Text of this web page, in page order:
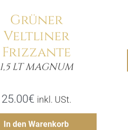
Grüner
Veltliner
Frizzante
1,5 LT MAGNUM
25.00€ inkl. USt.
In den Warenkorb
Menge
Hinzufügen